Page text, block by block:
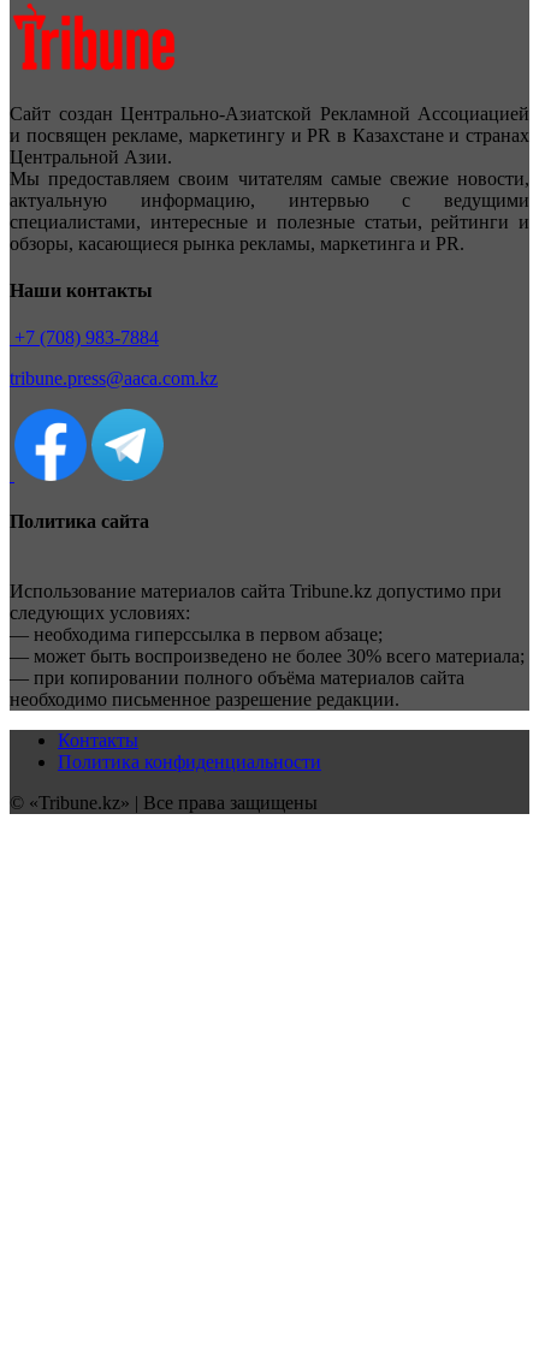
Сайт создан Центрально-Азиатской Рекламной Ассоциацией
и посвящен рекламе, маркетингу и PR в Казахстане и странах
Центральной Азии.
Мы предоставляем своим читателям самые свежие новости,
актуальную информацию, интервью с ведущими
специалистами, интересные и полезные статьи, рейтинги и
обзоры, касающиеся рынка рекламы, маркетинга и PR.
Наши контакты
+7 (708) 983-7884
tribune.press@aaca.com.kz
Политика сайта
Использование материалов сайта Tribune.kz допустимо при
следующих условиях:
— необходима гиперссылка в первом абзаце;
— может быть воспроизведено не более 30% всего материала;
— при копировании полного объёма материалов сайта
необходимо письменное разрешение редакции.
Контакты
Политика конфиденциальности
© «Tribune.kz» | Все права защищены